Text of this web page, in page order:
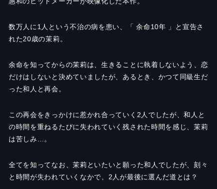
数万人に1人という不治の病を患い、「 余命10年 」と宣告さ
れた20歳の茉莉。
余命を知ってからの茉莉は、生きることに執着しないよう、恋
だけはしないと決めていましたが、あるとき、かつて同級生だ
った和人と再会。
この再会をきっかけに惹かれ合っていく2人でしたが、和人と
の時間を重ねるたびに失われていく残された時間を感じ、茉莉
は苦しみ…。
全てを知ってなお、茉莉といたいと願った和人でしたが、刻々
と時間が失われていくなかで、2人が最後に選んだ道とは？